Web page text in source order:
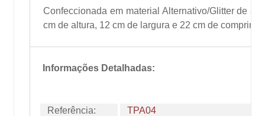
Confeccionada em material Alternativo/Glitter de
cm de altura, 12 cm de largura e 22 cm de
Informações Detalhadas:
Referência:
TPA04